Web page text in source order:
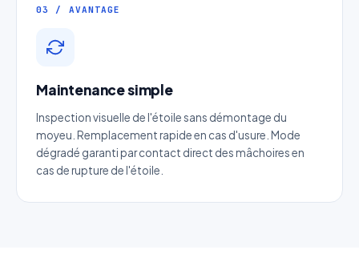
03 / AVANTAGE
Maintenance simple
Inspection visuelle de l'étoile sans démontage du
moyeu. Remplacement rapide en cas d'usure. Mode
dégradé garanti par contact direct des mâchoires en
cas de rupture de l'étoile.
Référence produit
Quantité estimée